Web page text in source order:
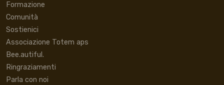
Formazione
Comunità
Sostienici
Associazione Totem aps
Bee.autiful.
Ringraziamenti
Parla con noi